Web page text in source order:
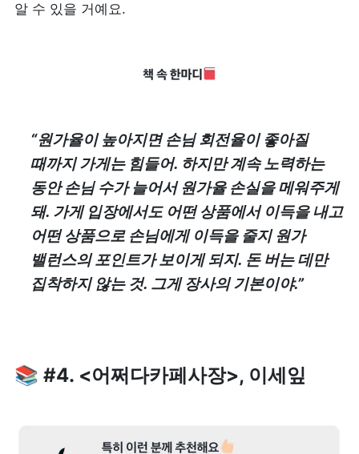
알 수 있을 거예요.
“원가율이 높아지면 손님 회전율이 좋아질
때까지 가게는 힘들어. 하지만 계속 노력하는
동안 손님 수가 늘어서 원가율 손실을 메워주게
돼. 가게 입장에서도 어떤 상품에서 이득을 내고
어떤 상품으로 손님에게 이득을 줄지 원가
밸런스의 포인트가 보이게 되지. 돈 버는 데만
집착하지 않는 것. 그게 장사의 기본이야.”
📚 #4. <어쩌다카페사장>, 이세잎